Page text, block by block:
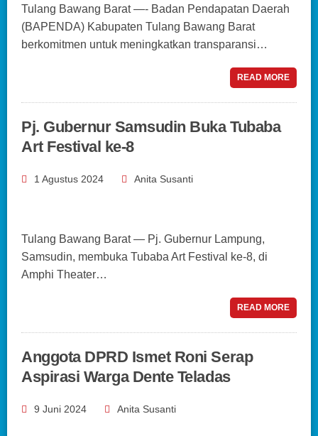
Tulang Bawang Barat —- Badan Pendapatan Daerah
(BAPENDA) Kabupaten Tulang Bawang Barat
berkomitmen untuk meningkatkan transparansi…
READ MORE
Pj. Gubernur Samsudin Buka Tubaba
Art Festival ke-8
1 Agustus 2024 Anita Susanti
Tulang Bawang Barat — Pj. Gubernur Lampung,
Samsudin, membuka Tubaba Art Festival ke-8, di
Amphi Theater…
READ MORE
Anggota DPRD Ismet Roni Serap
Aspirasi Warga Dente Teladas
9 Juni 2024 Anita Susanti